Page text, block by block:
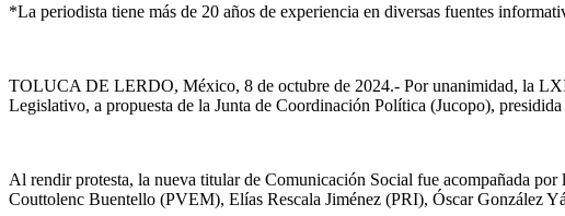
*La periodista tiene más de 20 años de experiencia en diversas fuentes
TOLUCA DE LERDO, México, 8 de octubre de 2024.- Por unanimidad, la
Legislativo, a propuesta de la Junta de Coordinación Política (Jucopo),
Al rendir protesta, la nueva titular de Comunicación Social fue acompañada
Couttolenc Buentello (PVEM), Elías Rescala Jiménez (PRI), Óscar González